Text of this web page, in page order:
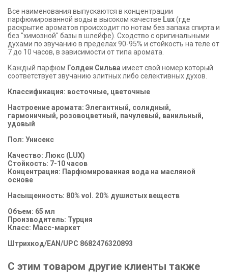
Все наименования выпускаются в концентрации
парфюмированной воды в высоком качестве Lux(где
раскрытие ароматов происходит по нотам без запаха спирта и
без "химозной" базы в шлейфе). Сходство с оригинальными
духами по звучанию в пределах 90-95% и стойкость на теле от
7 до 10 часов, в зависимости от типа аромата.
Каждый парфюм Голден Сильва имеет свой номер который
соответствует звучанию элитных либо селективных духов.
Классификация: восточные, цветочные
Настроение аромата: Элегантный, солидный,
гармоничный, розовоцветный, пачулевый, ванильный,
удовый
Пол: Унисекс
Качество: Люкс (LUX)
Стойкость: 7-10 часов
Концентрация: Парфюмированная вода на масляной
основе
Насыщенность: 80% vol. 20% душистых веществ
Объем: 65 мл
Производитель: Турция
Класс: Масс-маркет
Штрихкод/EAN/UPC 8682476320893
С этим товаром другие клиенты также